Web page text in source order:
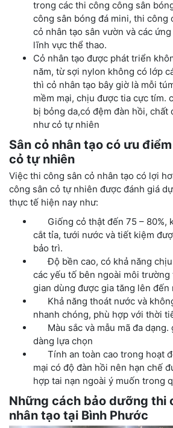
trong các thi công công sân
công sân bóng đá mini, thi công
cỏ nhân tạo sân vườn và các
lĩnh vực thể thao.
Cỏ nhân tạo được phát triển
năm, từ sợi nylon không có lớp
thì cỏ nhân tạo bây giờ là mỗi
mềm mại, chịu được tia cực tím.
bị bỏng da,có đệm đàn hồi, chất
như cỏ tự nhiên
Sân cỏ nhân tạo có ưu
cỏ tự nhiên
Việc thi công sân cỏ nhân tạo có lợi
công sân cỏ tự nhiên được đánh giá
thực tế hiện nay như:
Giống cỏ thật đến 75 – 80%,
cắt tỉa, tưới nước và tiết kiệm
bảo trì.
Độ bền cao, có khả năng chịu
các yếu tố bên ngoài môi trường
gian dùng được gia tăng lên đến
Khả năng thoát nước và
nhanh chóng, phù hợp với thời
Màu sắc và mẫu mã đa dạng.
dàng lựa chọn
Tính an toàn cao trong hoạt
mại có độ đàn hồi nên hạn chế
hợp tai nạn ngoài ý muốn trong
Những cách bảo dưỡng thi
nhân tạo tại Bình Phước